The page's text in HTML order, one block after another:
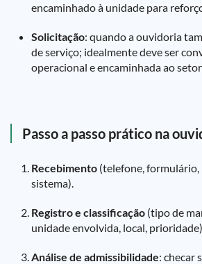
encaminhado à unidade para
Solicitação: quando a ouvidoria
de serviço; idealmente deve ser
operacional e encaminhada ao
Passo a passo prático na
Recebimento (telefone, formulário,
sistema).
Registro e classificação (tipo de
unidade envolvida, local,
Análise de admissibilidade: checar